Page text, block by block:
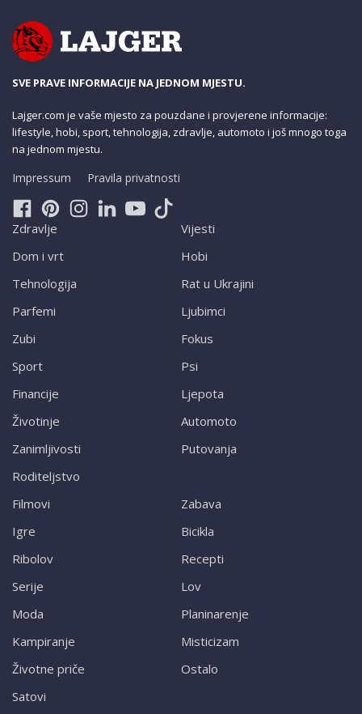
SVE PRAVE INFORMACIJE NA JEDNOM MJESTU.
Lajger.com je vaše mjesto za pouzdane i provjerene informacije:
lifestyle, hobi, sport, tehnologija, zdravlje, automoto i još mnogo toga
na jednom mjestu.
Impressum Pravila privatnosti
Zdravlje
Dom i vrt
Tehnologija
Parfemi
Zubi
Sport
Financije
Životinje
Zanimljivosti
Roditeljstvo
Vijesti
Hobi
Rat u Ukrajini
Ljubimci
Fokus
Psi
Ljepota
Automoto
Putovanja
Filmovi
Igre
Ribolov
Serije
Moda
Kampiranje
Životne priče
Satovi
Zabava
Bicikla
Recepti
Lov
Planinarenje
Misticizam
Ostalo